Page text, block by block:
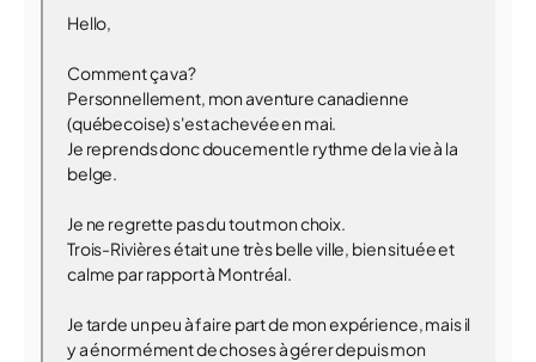
Hello,
Comment ça va?
Personnellement, mon aventure canadienne
(québecoise) s'est achevée en mai.
Je reprends donc doucement le rythme de la vie à la
belge.
Je ne regrette pas du tout mon choix.
Trois-Rivières était une très belle ville, bien située et
calme par rapport à Montréal.
Je tarde un peu à faire part de mon expérience, mais il
y a énormément de choses à gérer depuis mon